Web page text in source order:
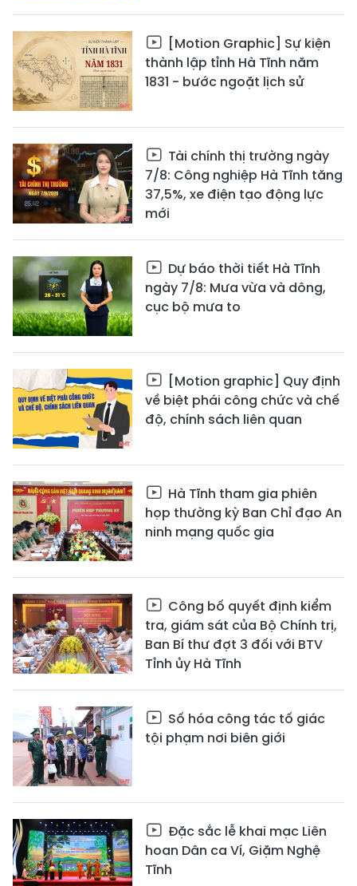
[Motion Graphic] Sự kiện
thành lập tỉnh Hà Tĩnh năm
1831 - bước ngoặt lịch sử
Tài chính thị trường ngày
7/8: Công nghiệp Hà Tĩnh tăng
37,5%, xe điện tạo động lực
mới
Dự báo thời tiết Hà Tĩnh
ngày 7/8: Mưa vừa và dông,
cục bộ mưa to
[Motion graphic] Quy định
về biệt phái công chức và chế
độ, chính sách liên quan
Hà Tĩnh tham gia phiên
họp thường kỳ Ban Chỉ đạo An
ninh mạng quốc gia
Công bố quyết định kiểm
tra, giám sát của Bộ Chính trị,
Ban Bí thư đợt 3 đối với BTV
Tỉnh ủy Hà Tĩnh
Số hóa công tác tố giác
tội phạm nơi biên giới
Đặc sắc lễ khai mạc Liên
hoan Dân ca Ví, Giặm Nghệ
Tĩnh